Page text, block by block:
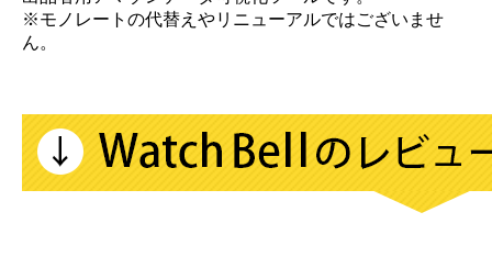
※モノレートの代替えやリニューアルではございませ
ん。